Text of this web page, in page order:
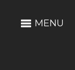
MENU